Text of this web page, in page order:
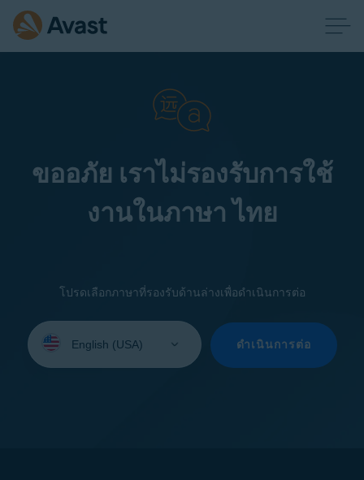
ขออภัย เราไม่รองรับการใช้
งานในภาษา ไทย
โปรดเลือกภาษาที่รองรับด้านล่างเพื่อดำเนินการต่อ
your
ดำเนินการต่อ